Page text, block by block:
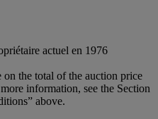
actuel en 1976
the total of the auction price
information, see the Section
above.